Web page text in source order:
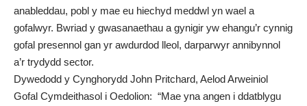
anableddau, pobl y mae eu hiechyd meddwl yn wael a
gofalwyr. Bwriad y gwasanaethau a gynigir yw ehangu’r cynnig
gofal presennol gan yr awdurdod lleol, darparwyr annibynnol
a’r trydydd sector.
Dywedodd y Cynghorydd John Pritchard, Aelod Arweiniol
Gofal Cymdeithasol i Oedolion: “Mae yna angen i ddatblygu